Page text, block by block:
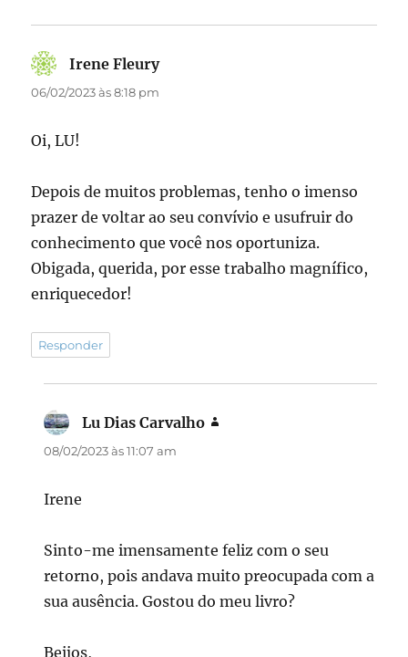
Irene Fleurydisse:
06/02/2023 às 8:18 pm
Oi, LU!
Depois de muitos problemas, tenho o imenso
prazer de voltar ao seu convívio e usufruir do
conhecimento que você nos oportuniza.
Obigada, querida, por esse trabalho magnífico,
enriquecedor!
Responder
Lu Dias Carvalho
08/02/2023 às 11:07 am
Irene
Sinto-me imensamente feliz com o seu
retorno, pois andava muito preocupada com a
sua ausência. Gostou do meu livro?
Beijos,